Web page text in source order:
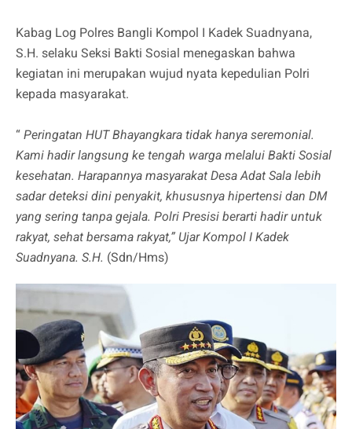
Kabag Log Polres Bangli Kompol I Kadek Suadnyana,
S.H. selaku Seksi Bakti Sosial menegaskan bahwa
kegiatan ini merupakan wujud nyata kepedulian Polri
kepada masyarakat.
“ Peringatan HUT Bhayangkara tidak hanya seremonial.
Kami hadir langsung ke tengah warga melalui Bakti Sosial
kesehatan. Harapannya masyarakat Desa Adat Sala lebih
sadar deteksi dini penyakit, khususnya hipertensi dan DM
yang sering tanpa gejala. Polri Presisi berarti hadir untuk
rakyat, sehat bersama rakyat,” Ujar Kompol I Kadek
Suadnyana. S.H. (Sdn/Hms)